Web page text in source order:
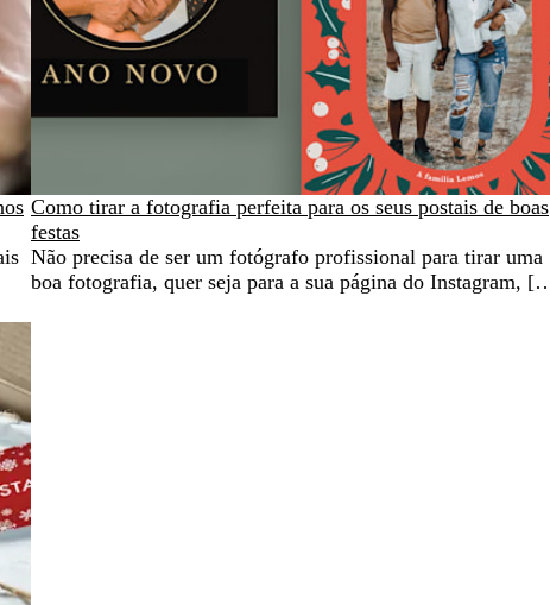
Como tirar a fotografia perfeita para os seus postais de boas
festas
Não precisa de ser um fotógrafo profissional para tirar uma
boa fotografia, quer seja para a sua página do Instagram,